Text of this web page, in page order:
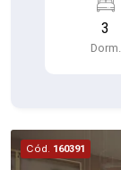
bem-estar
suíte 2 vagas de
e uma
3
Dorm.
Cód. 160391